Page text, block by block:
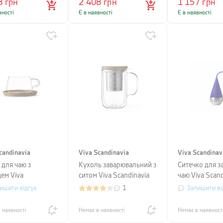
грн 2 408 грн
Є в наявності
1 157 грн
Є в наявності
чаю з
Viva
CLASSIC,
відгук
Viva Scandinavia
Кухоль заварювальний з
ситом Viva Scandinavia
MINIMA, об'єм 0,5 л,
1
Немає в наявності
Viva
Ситечко для
чаю Viva
INFUSION,
Залишити
Немає в наявності